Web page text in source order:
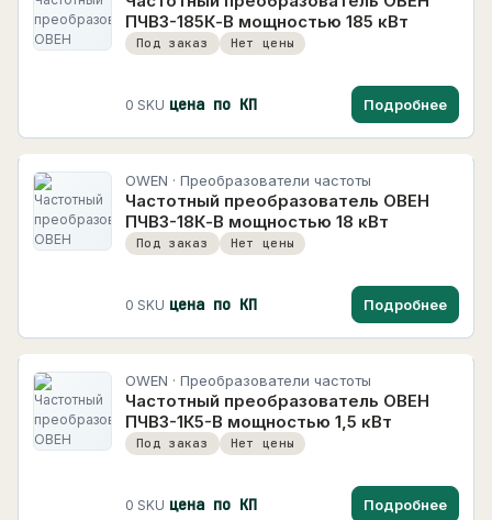
ПЧВ3-185К-В мощностью 185 кВт
Под заказ Нет цены
0 SKU цена по КП Подробнее
OWEN · Преобразователи частоты
Частотный преобразователь ОВЕН
ПЧВ3-18К-В мощностью 18 кВт
Под заказ Нет цены
0 SKU цена по КП Подробнее
OWEN · Преобразователи частоты
Частотный преобразователь ОВЕН
ПЧВ3-1К5-В мощностью 1,5 кВт
Под заказ Нет цены
0 SKU цена по КП Подробнее